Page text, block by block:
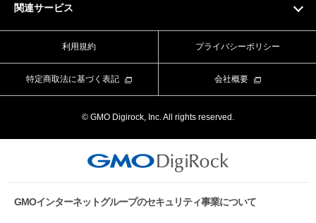
関連サービス
Value Domain
Value Server
CORESERVER media
利用規約 プライバシーポリシー
特定商取法に基づく表記 会社概要
© GMO Digirock, Inc. All rights reserved.
GMOインターネットグループのセキュリティ事業について